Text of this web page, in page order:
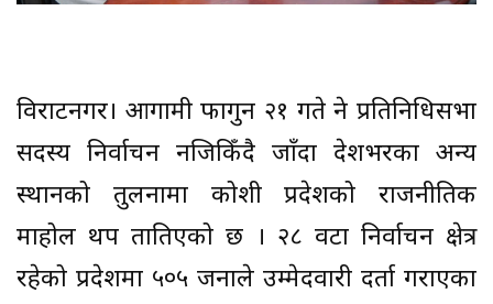
विराटनगर। आगामी फागुन २१ गते हुने प्रतिनिधिसभा
सदस्य निर्वाचन नजिकिँदै जाँदा देशभरका अन्य
स्थानको तुलनामा कोशी प्रदेशको राजनीतिक
माहोल थप तातिएको छ । २८ वटा निर्वाचन क्षेत्र
रहेको प्रदेशमा ५०५ जनाले उम्मेदवारी दर्ता गराएका